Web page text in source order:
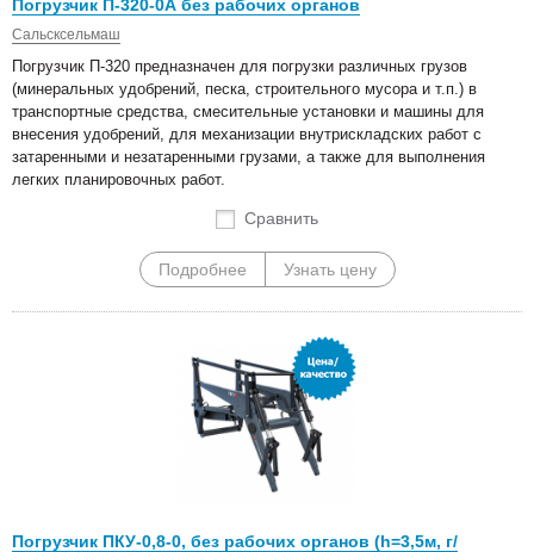
Погрузчик П-320-0А без рабочих органов
Сальсксельмаш
Погрузчик П-320 предназначен для погрузки различных грузов
(минеральных удобрений, песка, строительного мусора и т.п.) в
транспортные средства, смесительные установки и машины для
внесения удобрений, для механизации внутрискладских работ с
затаренными и незатаренными грузами, а также для выполнения
легких планировочных работ.
Сравнить
Подробнее Узнать цену
Погрузчик ПКУ-0,8-0, без рабочих органов (h=3,5м, г/